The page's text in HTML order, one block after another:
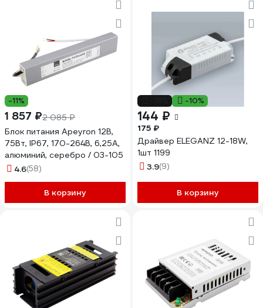
-11%
1 857 ₽2 085 ₽
Блок питания Apeyron 12В,
75Вт, IP67, 170-264В, 6,25А,
алюминий, серебро / 03-105
4.6(58)
В корзину
-10%
144 ₽
175 ₽
Драйвер ELEGANZ 12-18W,
1шт 1199
3.9(9)
В корзину